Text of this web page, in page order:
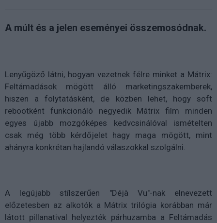
A múlt és a jelen eseményei összemosódnak.
Lenyűgöző látni, hogyan vezetnek félre minket a Mátrix:
Feltámadások mögött álló marketingszakemberek,
hiszen a folytatásként, de közben lehet, hogy soft
rebootként funkcionáló negyedik Mátrix film minden
egyes újabb mozgóképes kedvcsinálóval ismételten
csak még több kérdőjelet hagy maga mögött, mint
ahányra konkrétan hajlandó válaszokkal szolgálni.
A legújabb stílszerűen "Déjà Vu"-nak elnevezett
előzetesben az alkotók a Mátrix trilógia korábban már
látott pillanatival helyezték párhuzamba a Feltámadás